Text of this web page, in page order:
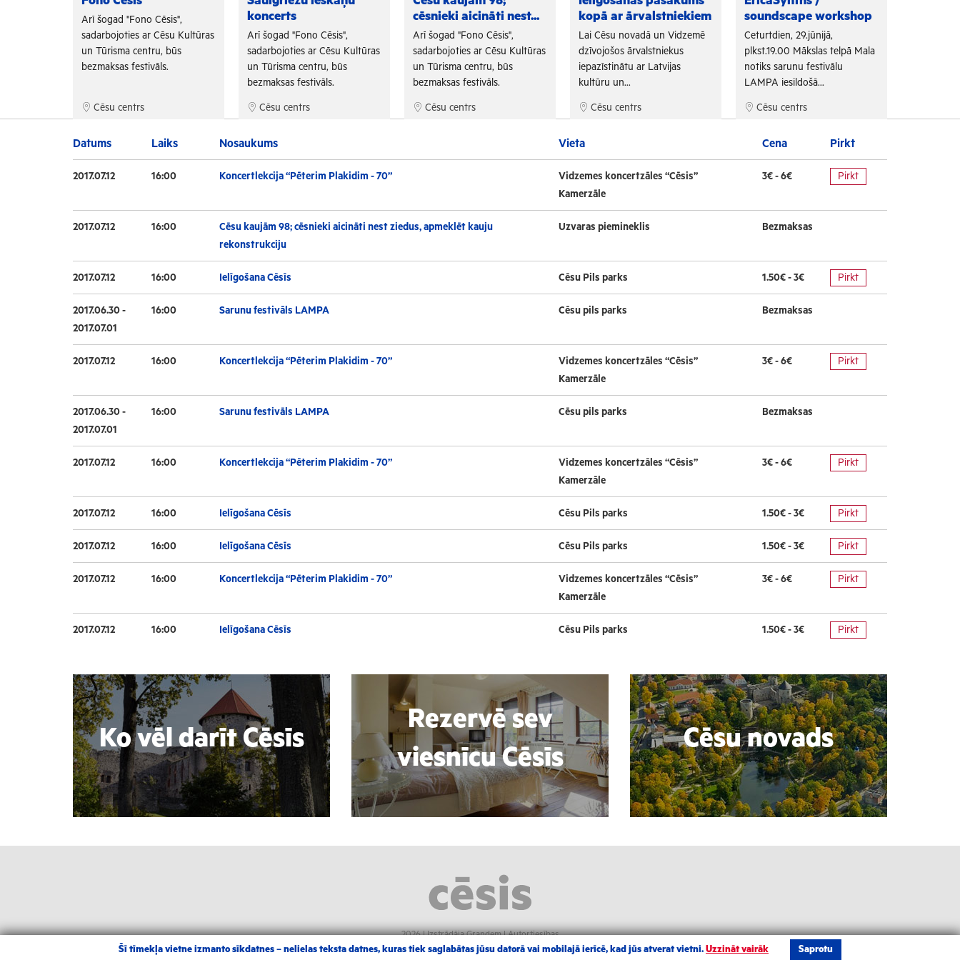
Arī šogad "Fono Cēsis",
sadarbojoties ar Cēsu Kultūras
un Tūrisma centru, būs
bezmaksas festivāls.
Cēsu centrs
koncerts
Arī šogad "Fono Cēsis",
sadarbojoties ar Cēsu Kultūras
un Tūrisma centru, būs
bezmaksas festivāls.
Cēsu centrs
cēsnieki aicināti nest...
Arī šogad "Fono Cēsis",
sadarbojoties ar Cēsu Kultūras
un Tūrisma centru, būs
bezmaksas festivāls.
Cēsu centrs
kopā ar ārvalstniekiem
Lai Cēsu novadā un Vidzemē
dzīvojošos ārvalstniekus
iepazīstinātu ar Latvijas
kultūru un...
Cēsu centrs
soundscape workshop
Ceturtdien, 29.jūnijā,
plkst.19.00 Mākslas telpā Mala
notiks sarunu festivālu
LAMPA iesildošā...
Cēsu centrs
Datums Laiks Nosaukums Vieta Cena Pirkt
2017.07.12 16:00 Koncertlekcija “Pēterim Plakidim - 70”
Vidzemes koncertzāles “Cēsis”
Kamerzāle
3€ - 6€ Pirkt
2017.07.12 16:00
Cēsu kaujām 98; cēsnieki aicināti nest ziedus, apmeklēt kauju
rekonstrukciju
Uzvaras piemineklis Bezmaksas
2017.07.12 16:00 Ielīgošana Cēsīs Cēsu Pils parks 1.50€ - 3€ Pirkt
2017.06.30 -
2017.07.01
16:00 Sarunu festivāls LAMPA Cēsu pils parks Bezmaksas
2017.07.12 16:00 Koncertlekcija “Pēterim Plakidim - 70”
Vidzemes koncertzāles “Cēsis”
Kamerzāle
3€ - 6€ Pirkt
2017.06.30 -
2017.07.01
16:00 Sarunu festivāls LAMPA Cēsu pils parks Bezmaksas
2017.07.12 16:00 Koncertlekcija “Pēterim Plakidim - 70”
Vidzemes koncertzāles “Cēsis”
Kamerzāle
3€ - 6€ Pirkt
2017.07.12 16:00 Ielīgošana Cēsīs Cēsu Pils parks 1.50€ - 3€ Pirkt
2017.07.12 16:00 Ielīgošana Cēsīs Cēsu Pils parks 1.50€ - 3€ Pirkt
2017.07.12 16:00 Koncertlekcija “Pēterim Plakidim - 70”
Vidzemes koncertzāles “Cēsis”
Kamerzāle
3€ - 6€ Pirkt
2017.07.12 16:00 Ielīgošana Cēsīs Cēsu Pils parks 1.50€ - 3€ Pirkt
Ko vēl darīt Cēsīs
Rezervē sev
viesnīcu Cēsīs
Cēsu novads
2026 |Izstrādāja Grandem|Autortiesības
Šī tīmekļa vietne izmanto sīkdatnes – nelielas teksta datnes, kuras tiek saglabātas jūsu datorā vai mobilajā ierīcē, kad jūs atverat vietni. Uzzināt vairāk Saprotu